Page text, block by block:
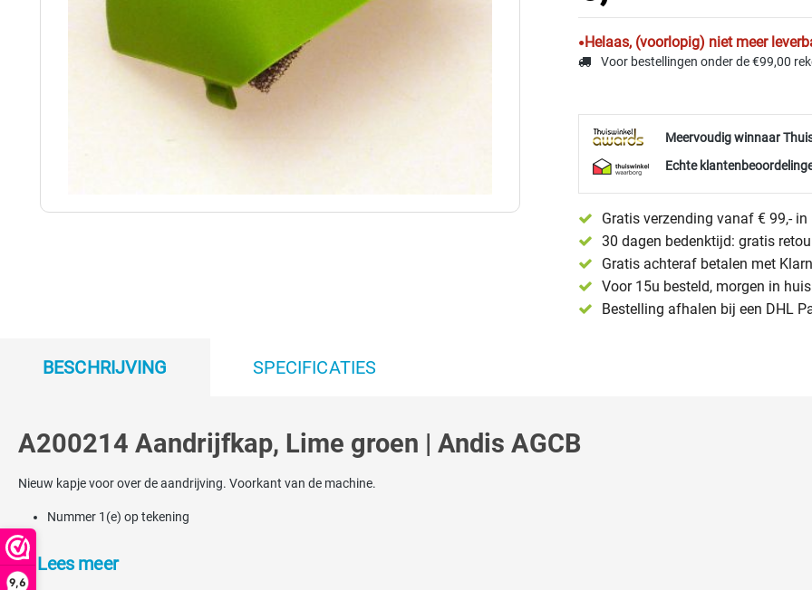
9,6
Helaas, (voorlopig) niet meer
Voor bestellingen onder de €99,00
Meervoudig winnaar
Echte
Gratis verzending vanaf € 99,- in
30 dagen bedenktijd: gratis
Gratis achteraf betalen met
Voor 15u besteld, morgen in
Bestelling afhalen bij een DHL
BESCHRIJVING SPECIFICATIES
A200214 Aandrijfkap, Lime groen | Andis AGCB
Nieuw kapje voor over de aandrijving. Voorkant van de machine.
Nummer 1(e) op tekening
Lees meer